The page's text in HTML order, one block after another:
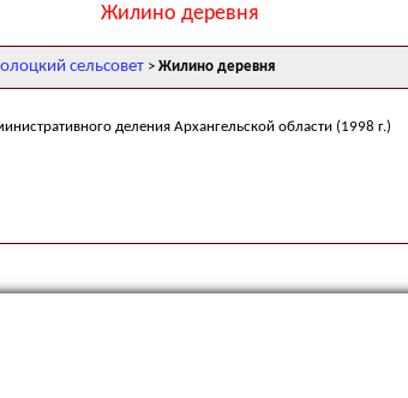
Жилино деревня
сельсовет > Жилино деревня
деления Архангельской области (1998 г.)